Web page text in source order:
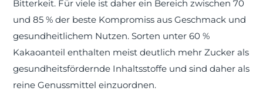
Bitterkeit. Für viele ist daher ein Bereich zwischen 70
und 85 % der beste Kompromiss aus Geschmack und
gesundheitlichem Nutzen. Sorten unter 60 %
Kakaoanteil enthalten meist deutlich mehr Zucker als
gesundheitsfördernde Inhaltsstoffe und sind daher als
reine Genussmittel einzuordnen.